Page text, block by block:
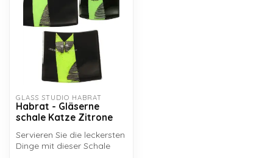
GLASS STUDIO HABRAT
Habrat - Gläserne
schale Katze Zitrone
Servieren Sie die leckersten
Dinge mit dieser Schale